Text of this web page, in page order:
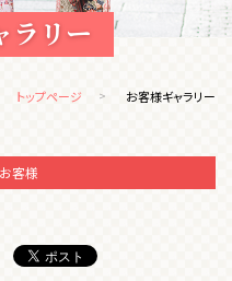
ラリー
トップページ お客様ギャラリー
客様